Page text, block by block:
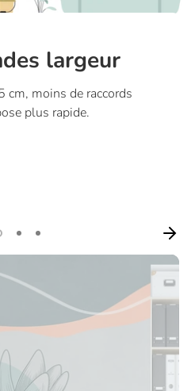
largeur
cm, moins de raccords
plus rapide.